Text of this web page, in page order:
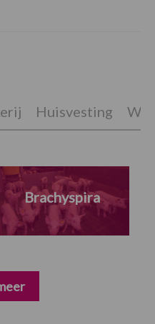
Huisvesting
Brachyspira